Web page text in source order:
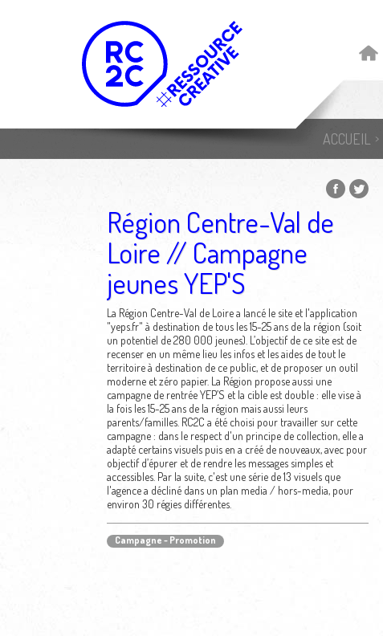
ACCUEIL
Région Centre-Val de
Loire // Campagne
jeunes YEP'S
La Région Centre-Val de Loire a lancé le site et l'application
"yeps.fr" à destination de tous les 15-25 ans de la région (soit
un potentiel de 280 000 jeunes). L’objectif de ce site est de
recenser en un même lieu les infos et les aides de tout le
territoire à destination de ce public, et de proposer un outil
moderne et zéro papier. La Région propose aussi une
campagne de rentrée YEP’S et la cible est double : elle vise à
la fois les 15-25 ans de la région mais aussi leurs
parents/familles. RC2C a été choisi pour travailler sur cette
campagne : dans le respect d'un principe de collection, elle a
adapté certains visuels puis en a créé de nouveaux, avec pour
objectif d’épurer et de rendre les messages simples et
accessibles. Par la suite, c'est une série de 13 visuels que
l'agence a décliné dans un plan media / hors-media, pour
environ 30 régies différentes.
Campagne - Promotion